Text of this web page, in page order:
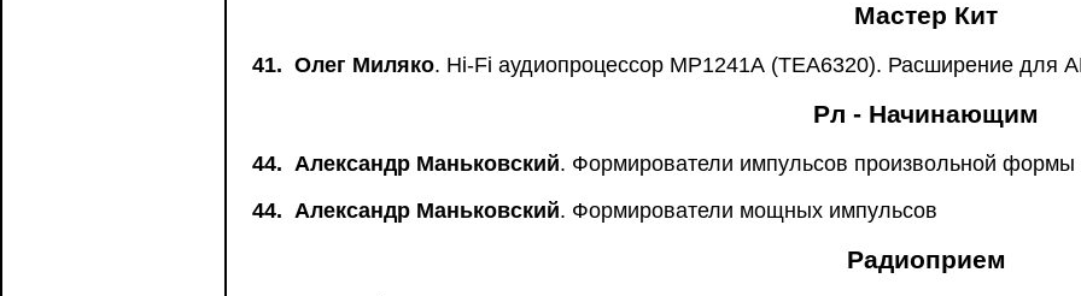
Мастер Кит
41. Олег Миляко. Hi-Fi аудиопроцессор MP1241А (TEA6320). Расширение для
Рл - Начинающим
44. Александр Маньковский. Формирователи импульсов произвольной формы
44. Александр Маньковский. Формирователи мощных импульсов
Радиоприем